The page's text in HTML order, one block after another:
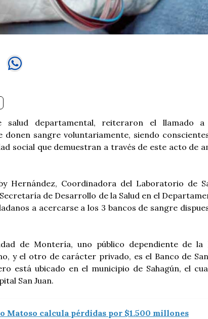
salud departamental, reiteraron el llamado a
donen sangre voluntariamente, siendo
social que demuestran a través de este acto de
Hernández, Coordinadora del Laboratorio de
de Desarrollo de la Salud en el
a acercarse a los 3 bancos de sangre
de Montería, uno público dependiente de la
y el otro de carácter privado, es el Banco de
está ubicado en el municipio de Sahagún, el
San Juan.
Matoso calcula pérdidas por $1.500 millones